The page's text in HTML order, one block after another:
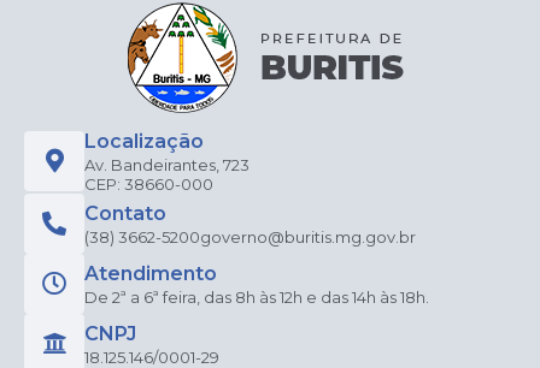
Localização
Av. Bandeirantes, 723
CEP: 38660-000
Contato
(38) 3662-5200governo@buritis.mg.gov.br
Atendimento
De 2ª a 6ª feira, das 8h às 12h e das 14h às 18h.
CNPJ
18.125.146/0001-29